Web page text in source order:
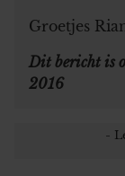
Groetjes
Dit bericht is
2016